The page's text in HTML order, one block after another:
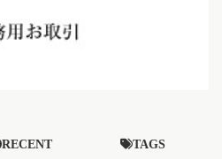
RECENT TAGS